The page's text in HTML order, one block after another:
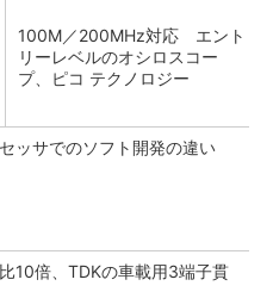
100M／200MHz対応 エント
リーレベルのオシロスコー
プ、ピコ テクノロジー
ッサでのソフト開発の違い
10倍、TDKの車載用3端子貫